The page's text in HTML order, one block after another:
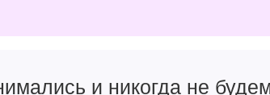
и никогда не